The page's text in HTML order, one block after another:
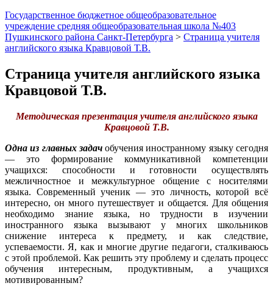
Государственное бюджетное общеобразовательное
учреждение средняя общеобразовательная школа №403
Пушкинского района Санкт-Петербурга > Страница учителя
английского языка Кравцовой Т.В.
Страница учителя английского языка
Кравцовой Т.В.
Методическая презентация учителя английского языка
Кравцовой Т.В.
Одна из главных задачобучения иностранному языку сегодня
— это формирование коммуникативной компетенции
учащихся: способности и готовности осуществлять
межличностное и межкультурное общение с носителями
языка. Современный ученик — это личность, которой всё
интересно, он много путешествует и общается. Для общения
необходимо знание языка, но трудности в изучении
иностранного языка вызывают у многих школьников
снижение интереса к предмету, и как следствие,
успеваемости. Я, как и многие другие педагоги, сталкиваюсь
с этой проблемой. Как решить эту проблему и сделать процесс
обучения интересным, продуктивным, а учащихся
мотивированным?